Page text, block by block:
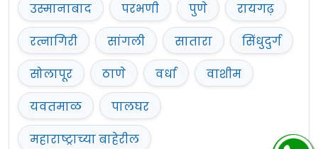
उस्मानाबाद
परभणी पुणे
रायगढ़
रत्नागिरी
सांगली सातारा
सिंधुदुर्ग
सोलापूर
ठाणे वर्धा
वाशीम
यवतमाळ
पालघर
महाराष्ट्राच्या बाहेरील